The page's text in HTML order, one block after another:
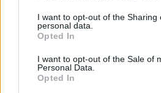
I want to opt-out of the Sharing
personal data.
Opted In
I want to opt-out of the Sale of
Personal Data.
Opted In
Edellinen artikkeli
Suomen kentälliset Unkarin
kaatoon